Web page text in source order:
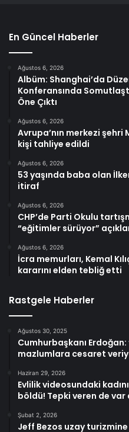
En Güncel Haberler
Ağustos 6, 2026
Albüm: Shanghai’da
Konferansında
Öne Çıktı
Ağustos 6, 2026
Avrupa’nın merkezi
kişi tahliye edildi
Ağustos 6, 2026
53 yaşında baba olan
itiraf
Ağustos 6, 2026
CHP’de Parti Okulu
“eğitimler sürüyor”
Ağustos 6, 2026
İcra memurları, Kemal
kararını elden tebliğ etti
Rastgele Haberler
Ağustos 30, 2025
Cumhurbaşkanı
mazlumlara cesaret
Haziran 29, 2026
Evlilik videosundaki
böldü! Tepki veren de
Şubat 2, 2026
Jeff Bezos uzay